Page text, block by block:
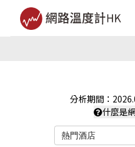
分析期間：
什麼是
熱門酒店